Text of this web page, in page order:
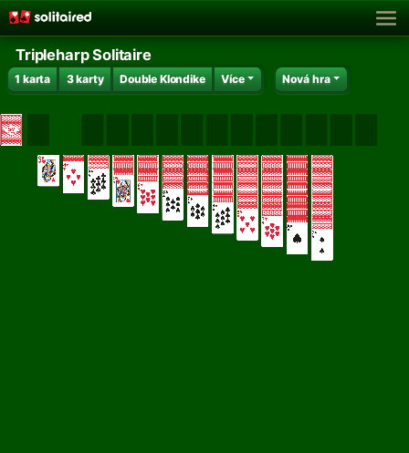
Tripleharp Solitaire
1 karta 3 karty Double Klondike Více Nová hra